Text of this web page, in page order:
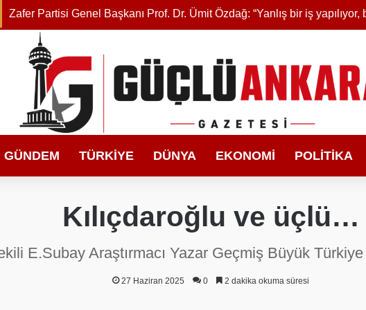
GÜNDEM TÜRKIYE DÜNYA EKONOMI POLITIKA
Kılıçdaroğlu ve üçlü…
E.Subay Araştırmacı Yazar Geçmiş Büyük
27 Haziran 2025 0 2 dakika okuma süresi